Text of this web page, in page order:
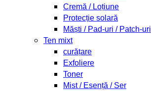
Cremă / Loțiune
Protecție solară
Măști / Pad-uri / Patch-uri
Ten mixt
curățare
Exfoliere
Toner
Mist / Esență / Ser